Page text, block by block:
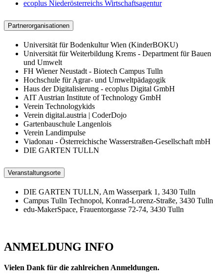
ecoplus Niederösterreichs Wirtschaftsagentur
Partnerorganisationen
Universität für Bodenkultur Wien (KinderBOKU)
Universität für Weiterbildung Krems - Department für Bauen
und Umwelt
FH Wiener Neustadt - Biotech Campus Tulln
Hochschule für Agrar- und Umweltpädagogik
Haus der Digitalisierung - ecoplus Digital GmbH
AIT Austrian Institute of Technology GmbH
Verein Technologykids
Verein digital.austria | CoderDojo
Gartenbauschule Langenlois
Verein Landimpulse
Viadonau - Österreichische Wasserstraßen-Gesellschaft mbH
DIE GARTEN TULLN
Veranstaltungsorte
DIE GARTEN TULLN, Am Wasserpark 1, 3430 Tulln
Campus Tulln Technopol, Konrad-Lorenz-Straße, 3430 Tulln
edu-MakerSpace, Frauentorgasse 72-74, 3430 Tulln
ANMELDUNG INFO
Vielen Dank für die zahlreichen Anmeldungen.